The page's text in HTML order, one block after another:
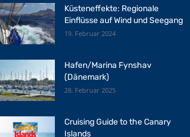
Küsteneffekte: Regionale
Einflüsse auf Wind und Seegang
19. Februar 2024
Hafen/Marina Fynshav
(Dänemark)
28. Februar 2025
Cruising Guide to the Canary
Islands